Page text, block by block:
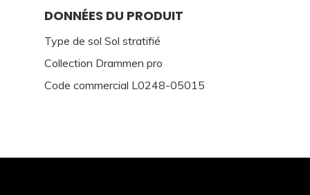
DONNÉES DU PRODUIT
Type de sol Sol stratifié
Collection Drammen pro
Code commercial L0248-05015